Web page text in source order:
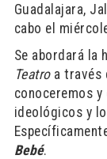
Guadalajara,
cabo el
Se abordará la
Teatroa través
conoceremos
ideológicos y
Bebé.